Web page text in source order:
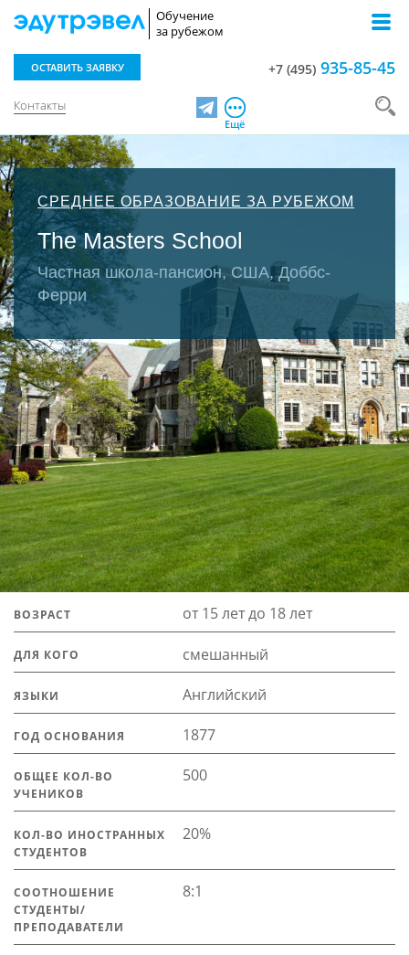
Обучение
за рубежом
Контакты
ОСТАВИТЬ ЗАЯВКУ +7 (495) 935-85-45
TelegramЕщё
СРЕДНЕЕ ОБРАЗОВАНИЕ ЗА РУБЕЖОМ
The Masters School
Частная школа-пансион, США, Доббс-
Ферри
ВОЗРАСТ от 15 лет до 18 лет
ДЛЯ КОГО смешанный
ЯЗЫКИ Английский
ГОД ОСНОВАНИЯ 1877
ОБЩЕЕ КОЛ-ВО
УЧЕНИКОВ
500
КОЛ-ВО ИНОСТРАННЫХ
СТУДЕНТОВ
20%
СООТНОШЕНИЕ
СТУДЕНТЫ/
ПРЕПОДАВАТЕЛИ
8:1